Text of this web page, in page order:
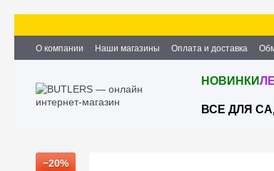
О компании Наши магазины Оплата и доставка
Партнёрство и сотрудничество
Вакансии
НОВИНКИ
ВСЕ ДЛЯ
−20%